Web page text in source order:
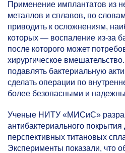
Применение имплантатов из
металлов и сплавов, по
приводить к осложнениям,
которых — воспаление из-за
после которого может
хирургическое
подавлять бактериальную
сделать операции по
более безопасными и
Ученые НИТУ «МИСиС»
антибактериального
перспективных титановых
Эксперименты показали, что